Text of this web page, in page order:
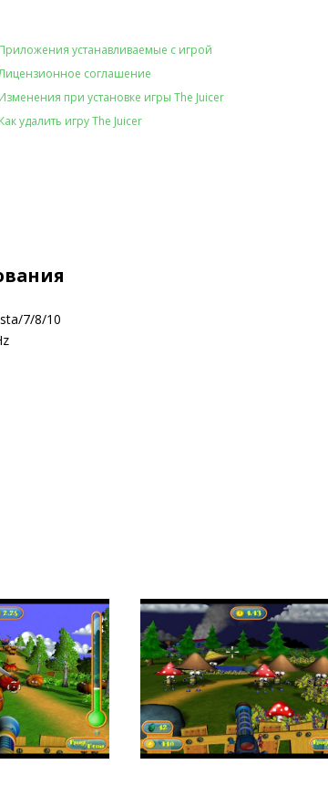
Приложения устанавливаемые с игрой
соглашение
Изменения при установке игры The Juicer
Как удалить игру The Juicer
7/8/10